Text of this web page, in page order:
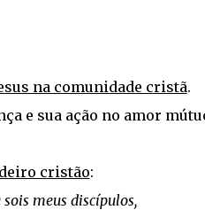
na comunidade cristã.
e sua ação no amor
cristão:
meus discípulos,